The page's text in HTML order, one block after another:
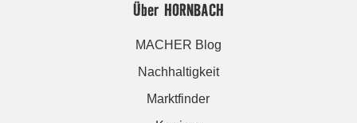
Über HORNBACH
MACHER Blog
Nachhaltigkeit
Marktfinder